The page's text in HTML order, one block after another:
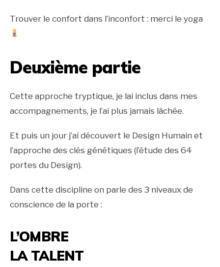
Trouver le confort dans l’inconfort : merci le yoga
Deuxième partie
Cette approche tryptique, je lai inclus dans mes
accompagnements, je l’ai plus jamais lâchée.
Et puis un jour j’ai découvert le Design Humain et
l’approche des clés génétiques (l’étude des 64
portes du Design).
Dans cette discipline on parle des 3 niveaux de
conscience de la porte :
L’OMBRE
LA TALENT